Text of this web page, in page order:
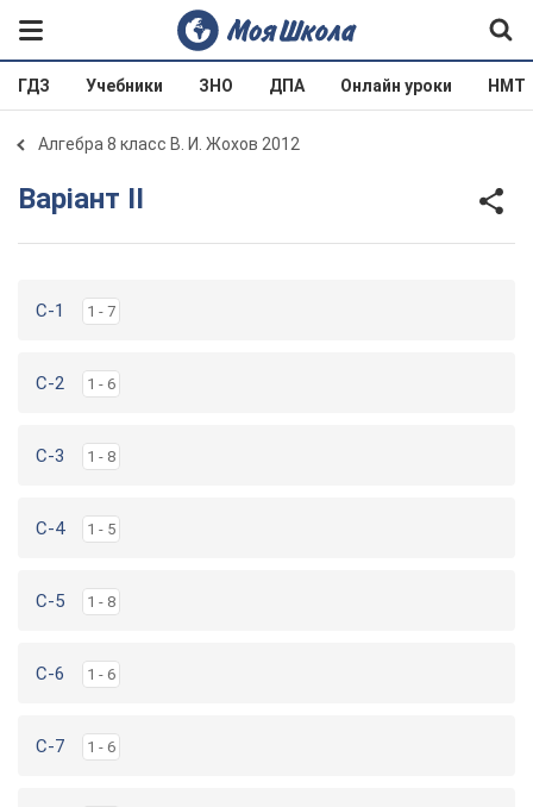
ГДЗ Учебники ЗНО ДПА Онлайн уроки НМТ
Алгебра 8 класс В. И. Жохов 2012
Варіант II
C-1 1 - 7
C-2 1 - 6
C-3 1 - 8
C-4 1 - 5
C-5 1 - 8
C-6 1 - 6
C-7 1 - 6